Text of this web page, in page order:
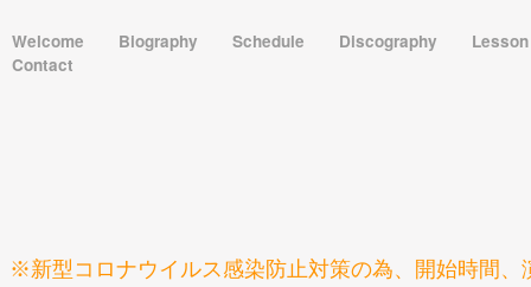
Welcome Biography Schedule Discography
Contact
※新型コロナウイルス感染防止対策の為、開始時間、